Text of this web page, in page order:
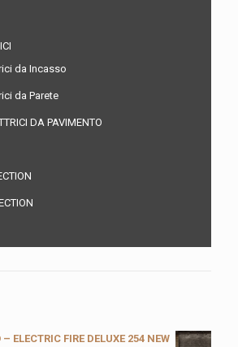
da Incasso
da Parete
DA PAVIMENTO
ELECTRIC FIRE DELUXE 254 NEW